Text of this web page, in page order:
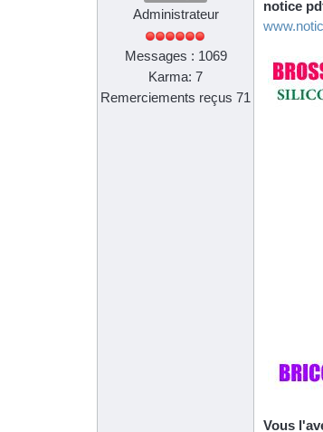
Administrateur
Messages : 1069
Karma: 7
Remerciements reçus 71
notice
Vous